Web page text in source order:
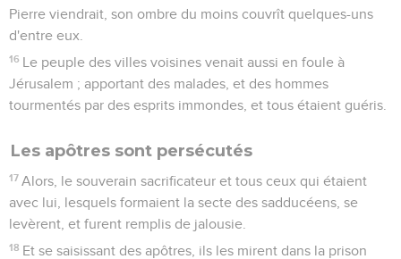
Pierre viendrait, son ombre du moins couvrît quelques-uns
d'entre eux.
16 Le peuple des villes voisines venait aussi en foule à
Jérusalem ; apportant des malades, et des hommes
tourmentés par des esprits immondes, et tous étaient guéris.
Les apôtres sont persécutés
17 Alors, le souverain sacrificateur et tous ceux qui étaient
avec lui, lesquels formaient la secte des sadducéens, se
levèrent, et furent remplis de jalousie.
18 Et se saisissant des apôtres, ils les mirent dans la prison